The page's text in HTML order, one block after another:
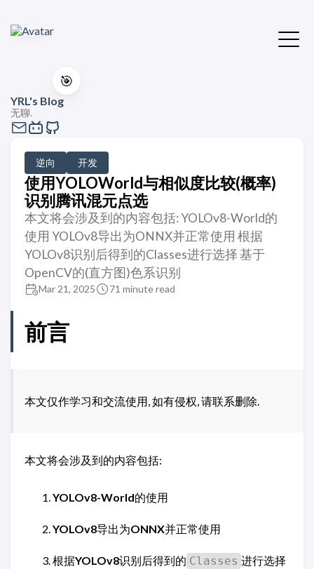
🎯
YRL's Blog
无聊.
逆向 开发
使用YOLOWorld与相似度比较(概率)
识别腾讯混元点选
本文将会涉及到的内容包括: YOLOv8-World的
使用 YOLOv8导出为ONNX并正常使用 根据
YOLOv8识别后得到的Classes进行选择 基于
OpenCV的(直方图)色系识别
Mar 21, 2025 71 minute read
前言
本文仅作学习和交流使用, 如有侵权, 请联系删除.
本文将会涉及到的内容包括:
YOLOv8-World的使用
YOLOv8导出为ONNX并正常使用
根据YOLOv8识别后得到的 Classes 进行选择